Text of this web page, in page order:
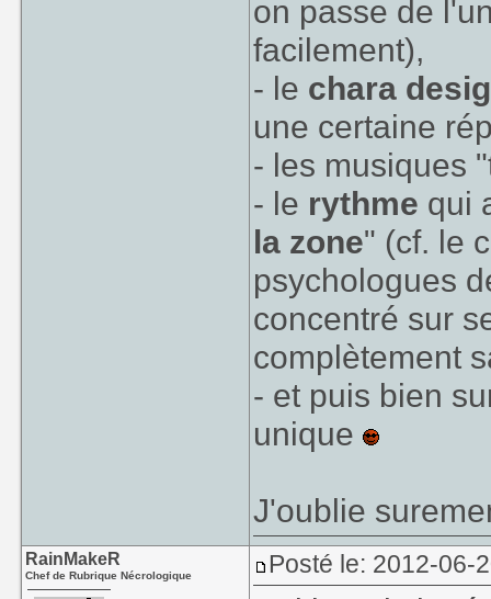
on passe de
facilement),
- le chara
une certaine
- les musiques
- le rythme qui
la zone" (cf. le
psychologues
concentré sur
complètement
- et puis bien
unique
J'oublie
RainMakeR
Chef de Rubrique Nécrologique Posté le: 2012-06-